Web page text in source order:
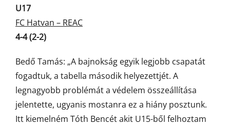
U17
FC Hatvan – REAC
4-4 (2-2)
Bedő Tamás: „A bajnokság egyik legjobb csapatát
fogadtuk, a tabella második helyezettjét. A
legnagyobb problémát a védelem összeállítása
jelentette, ugyanis mostanra ez a hiány posztunk.
Itt kiemelném Tóth Bencét akit U15-ből felhoztam